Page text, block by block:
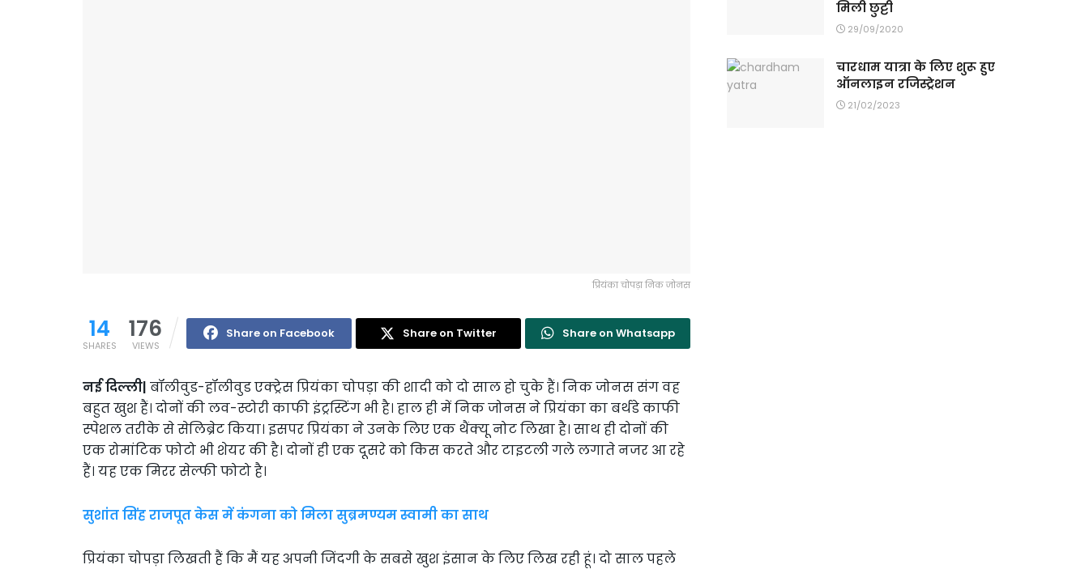
प्रियंका चोपड़ा निक जोनस
14
SHARES
176
VIEWS
Share on Facebook Share on Twitter Share on Whatsapp
नई दिल्ली| बॉलीवुड-हॉलीवुड एक्ट्रेस प्रियंका चोपड़ा की शादी को दो साल हो चुके हैं। निक जोनस संग वह
बहुत खुश हैं। दोनों की लव-स्टोरी काफी इंट्रस्टिंग भी है। हाल ही में निक जोनस ने प्रियंका का बर्थडे काफी
स्पेशल तरीके से सेलिब्रेट किया। इसपर प्रियंका ने उनके लिए एक थैंक्यू नोट लिखा है। साथ ही दोनों की
एक रोमांटिक फोटो भी शेयर की है। दोनों ही एक दूसरे को किस करते और टाइटली गले लगाते नजर आ रहे
हैं। यह एक मिरर सेल्फी फोटो है।
सुशांत सिंह राजपूत केस में कंगना को मिला सुब्रमण्यम स्वामी का साथ
प्रियंका चोपड़ा लिखती हैं कि मैं यह अपनी जिंदगी के सबसे खुश इंसान के लिए लिख रही हूं। दो साल पहले
मिली छुट्टी
29/09/2020
चारधाम यात्रा के लिए शुरू हुए
ऑनलाइन रजिस्ट्रेशन
21/02/2023